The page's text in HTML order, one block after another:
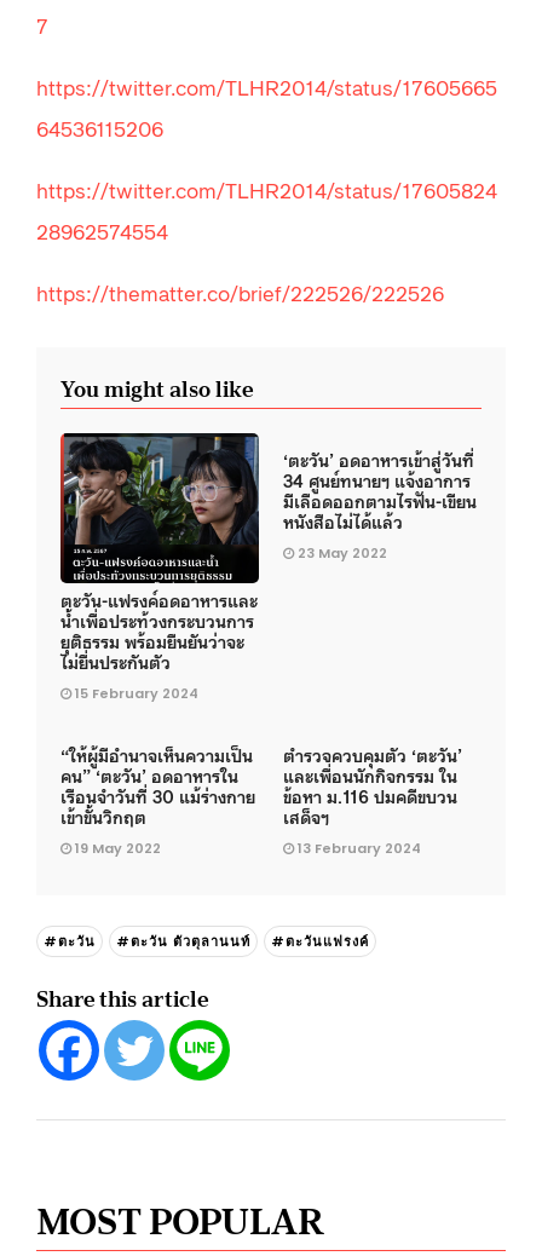
7
https://twitter.com/TLHR2014/status/17605665
64536115206
https://twitter.com/TLHR2014/status/17605824
28962574554
https://thematter.co/brief/222526/222526
You might also like
ตะวัน-แฟรงค์อดอาหารและ
น้ำเพื่อประท้วงกระบวนการ
ยุติธรรม พร้อมยืนยันว่าจะ
ไม่ยื่นประกันตัว
15 February 2024
‘ตะวัน’ อดอาหารเข้าสู่วันที่
34 ศูนย์ทนายฯ แจ้งอาการ
มีเลือดออกตามไรฟัน-เขียน
หนังสือไม่ได้แล้ว
23 May 2022
“ให้ผู้มีอำนาจเห็นความเป็น
คน” ‘ตะวัน’ อดอาหารใน
เรือนจำวันที่ 30 แม้ร่างกาย
เข้าขั้นวิกฤต
19 May 2022
ตำรวจควบคุมตัว ‘ตะวัน’
และเพื่อนนักกิจกรรม ใน
ข้อหา ม.116 ปมคดีขบวน
เสด็จฯ
13 February 2024
#ตะวัน #ตะวัน ตัวตุลานนท์ #ตะวันแฟรงค์
Share this article
MOST POPULAR